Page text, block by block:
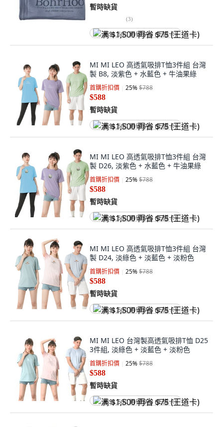
暫時缺貨
(3)
满 $1,500 再省 $75 (王道卡)
MI MI LEO 高透氣吸排T恤3件組 台灣
製 B8, 淡紫色 + 水藍色 + 牛油果綠
首購折扣價 25%$788
$588
暫時缺貨
满 $1,500 再省 $75 (王道卡)
MI MI LEO 高透氣吸排T恤3件組 台灣
製 D26, 淡紫色 + 水藍色 + 牛油果綠
首購折扣價 25%$788
$588
暫時缺貨
满 $1,500 再省 $75 (王道卡)
MI MI LEO 高透氣吸排T恤3件組 台灣
製 D24, 淡綠色 + 淡藍色 + 淡粉色
首購折扣價 25%$788
$588
暫時缺貨
满 $1,500 再省 $75 (王道卡)
MI MI LEO 台灣製高透氣吸排T恤 D25
3件組, 淡綠色 + 淡藍色 + 淡粉色
首購折扣價 25%$788
$588
暫時缺貨
满 $1,500 再省 $75 (王道卡)